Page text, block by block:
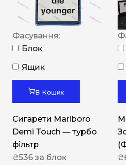
Фасування:
Блок
Ящик
В Кошик
Сигарети Marlboro
Demi Touch — турбо
фільтр
₴536 за блок
₴